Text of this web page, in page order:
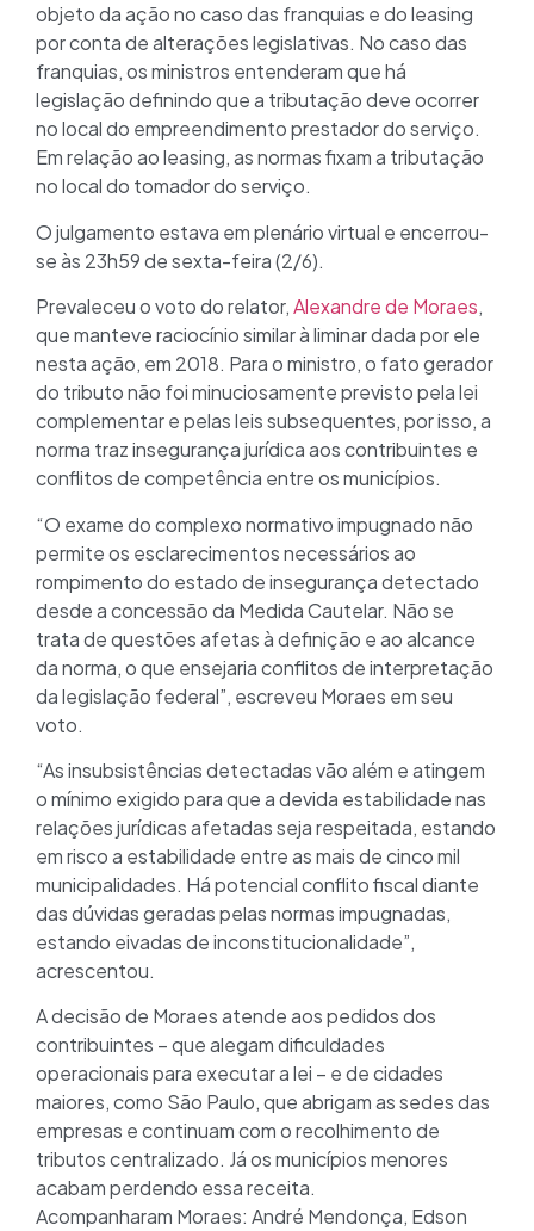
objeto da ação no caso das franquias e do leasing
por conta de alterações legislativas. No caso das
franquias, os ministros entenderam que há
legislação definindo que a tributação deve ocorrer
no local do empreendimento prestador do serviço.
Em relação ao leasing, as normas fixam a tributação
no local do tomador do serviço.
O julgamento estava em plenário virtual e encerrou-
se às 23h59 de sexta-feira (2/6).
Prevaleceu o voto do relator,Alexandre de Moraes,
que manteve raciocínio similar à liminar dada por ele
nesta ação, em 2018. Para o ministro, o fato gerador
do tributo não foi minuciosamente previsto pela lei
complementar e pelas leis subsequentes, por isso, a
norma traz insegurança jurídica aos contribuintes e
conflitos de competência entre os municípios.
“O exame do complexo normativo impugnado não
permite os esclarecimentos necessários ao
rompimento do estado de insegurança detectado
desde a concessão da Medida Cautelar. Não se
trata de questões afetas à definição e ao alcance
da norma, o que ensejaria conflitos de interpretação
da legislação federal”, escreveu Moraes em seu
voto.
“As insubsistências detectadas vão além e atingem
o mínimo exigido para que a devida estabilidade nas
relações jurídicas afetadas seja respeitada, estando
em risco a estabilidade entre as mais de cinco mil
municipalidades. Há potencial conflito fiscal diante
das dúvidas geradas pelas normas impugnadas,
estando eivadas de inconstitucionalidade”,
acrescentou.
A decisão de Moraes atende aos pedidos dos
contribuintes – que alegam dificuldades
operacionais para executar a lei – e de cidades
maiores, como São Paulo, que abrigam as sedes das
empresas e continuam com o recolhimento de
tributos centralizado. Já os municípios menores
acabam perdendo essa receita.
Acompanharam Moraes: André Mendonça, Edson